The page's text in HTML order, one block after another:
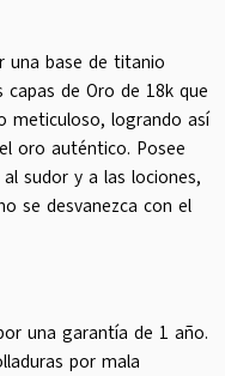
una base de titanio
de Oro de 18k que
meticuloso, logrando así
oro auténtico. Posee
sudor y a las lociones,
se desvanezca con el
una garantía de 1 año.
por mala